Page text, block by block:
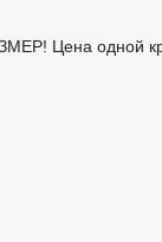
Цена одной